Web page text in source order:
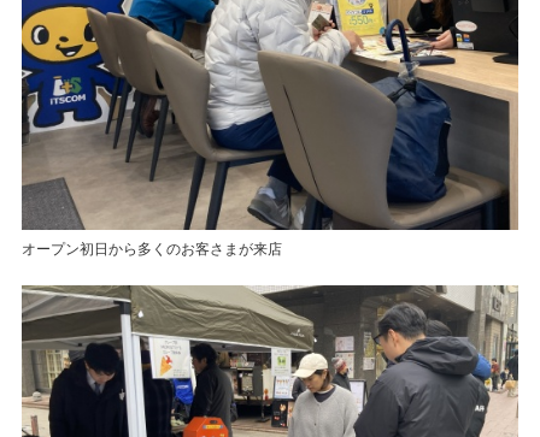
オープン初日から多くのお客さまが来店